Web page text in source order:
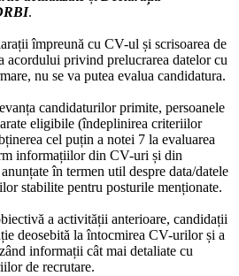
.
împreună cu CV-ul și scrisoarea de
acordului privind prelucrarea datelor cu
nu se va putea evalua candidatura.
candidaturilor primite, persoanele
eligibile (îndeplinirea criteriilor
cel puțin a notei 7 la evaluarea
informațiilor din CV-uri și din
în termen util despre data/datele
stabilite pentru posturile menționate.
a activității anterioare, candidații
deosebită la întocmirea CV-urilor și a
informații cât mai detaliate cu
de recrutare.